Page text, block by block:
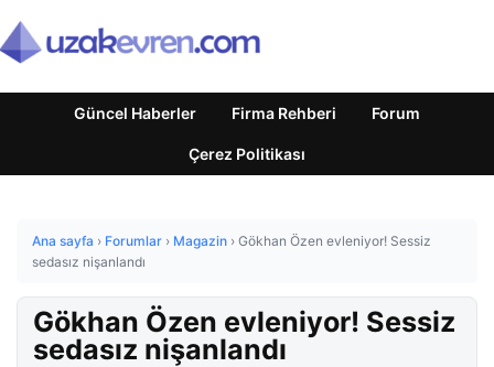
Güncel Haberler Firma Rehberi Forum
Çerez Politikası
Ana sayfa › Forumlar › Magazin › Gökhan Özen evleniyor! Sessiz
sedasız nişanlandı
Gökhan Özen evleniyor! Sessiz
sedasız nişanlandı